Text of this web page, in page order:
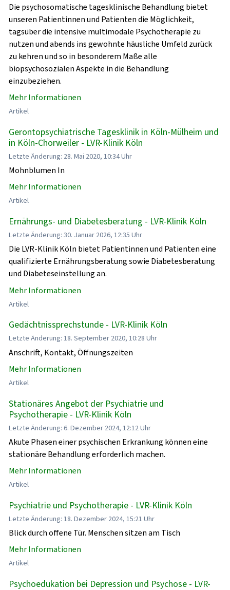
Die psychosomatische tagesklinische Behandlung bietet
unseren Patientinnen und Patienten die Möglichkeit,
tagsüber die intensive multimodale Psychotherapie zu
nutzen und abends ins gewohnte häusliche Umfeld zurück
zu kehren und so in besonderem Maße alle
biopsychosozialen Aspekte in die Behandlung
einzubeziehen.
Mehr Informationen
Artikel
Gerontopsychiatrische Tagesklinik in Köln-Mülheim und
in Köln-Chorweiler - LVR-Klinik Köln
Letzte Änderung: 28. Mai 2020, 10:34 Uhr
Mohnblumen In
Mehr Informationen
Artikel
Ernährungs- und Diabetesberatung - LVR-Klinik Köln
Letzte Änderung: 30. Januar 2026, 12:35 Uhr
Die LVR-Klinik Köln bietet Patientinnen und Patienten eine
qualifizierte Ernährungsberatung sowie Diabetesberatung
und Diabeteseinstellung an.
Mehr Informationen
Artikel
Gedächtnissprechstunde - LVR-Klinik Köln
Letzte Änderung: 18. September 2020, 10:28 Uhr
Anschrift, Kontakt, Öffnungszeiten
Mehr Informationen
Artikel
Stationäres Angebot der Psychiatrie und
Psychotherapie - LVR-Klinik Köln
Letzte Änderung: 6. Dezember 2024, 12:12 Uhr
Akute Phasen einer psychischen Erkrankung können eine
stationäre Behandlung erforderlich machen.
Mehr Informationen
Artikel
Psychiatrie und Psychotherapie - LVR-Klinik Köln
Letzte Änderung: 18. Dezember 2024, 15:21 Uhr
Blick durch offene Tür. Menschen sitzen am Tisch
Mehr Informationen
Artikel
Psychoedukation bei Depression und Psychose - LVR-